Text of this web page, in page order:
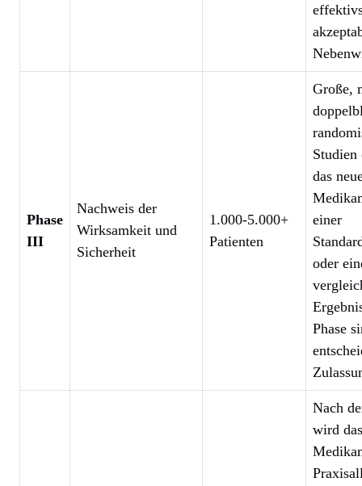
Phase
III
Nachweis der
Wirksamkeit und
Sicherheit
1.000-5.000+
Patienten
Große,
das
einer
oder
Phase
Nach
wird das